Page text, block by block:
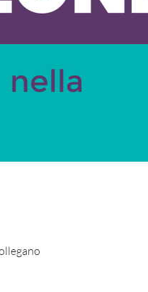
nella